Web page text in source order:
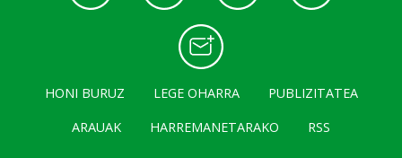
HONI BURUZ LEGE OHARRA
PUBLIZITATEA
ARAUAK
HARREMANETARAKO RSS